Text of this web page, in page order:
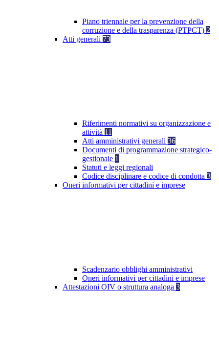
Piano triennale per la prevenzione della
corruzione e della trasparenza (PTPCT) 2
Atti generali 73
Riferimenti normativi su organizzazione e
attività 11
Atti amministrativi generali 36
Documenti di programmazione strategico-
gestionale 1
Statuti e leggi regionali
Codice disciplinare e codice di condotta 3
Oneri informativi per cittadini e imprese
Scadenzario obblighi amministrativi
Oneri informativi per cittadini e imprese
Attestazioni OIV o struttura analoga 3